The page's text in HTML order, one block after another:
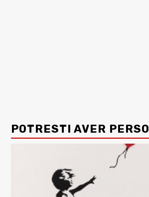
POTRESTI AVER PERSO